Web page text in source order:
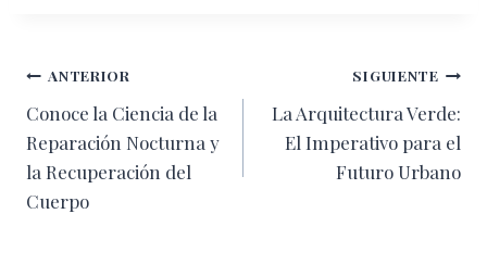
Navegación
de
entradas
ANTERIOR
Conoce la Ciencia de la
Reparación Nocturna y
la Recuperación del
Cuerpo
SIGUIENTE
La Arquitectura Verde:
El Imperativo para el
Futuro Urbano